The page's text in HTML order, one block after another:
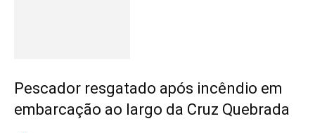
Pescador resgatado após incêndio em
embarcação ao largo da Cruz Quebrada